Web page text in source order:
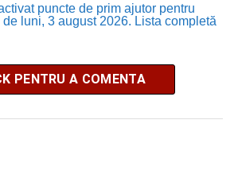
puncte de prim ajutor pentru
luni, 3 august 2026. Lista completă
PENTRU A COMENTA